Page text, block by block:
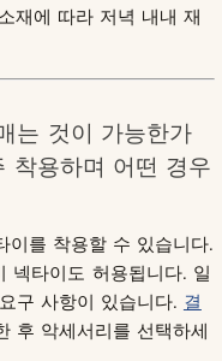
재에 따라 저녁 내내 재
는 것이 가능한가
착용하며 어떤 경우
이를 착용할 수 있습니다.
넥타이도 허용됩니다. 일
구 사항이 있습니다. 결
후 악세서리를 선택하세